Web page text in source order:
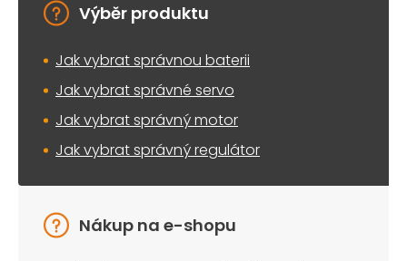
Výběr produktu
Jak vybrat správnou baterii
Jak vybrat správné servo
Jak vybrat správný motor
Jak vybrat správný regulátor
Nákup na e-shopu